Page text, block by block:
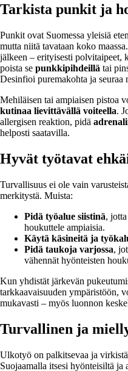
Tarkista punkit ja
Punkit ovat Suomessa yleisiä
mutta niitä tavataan koko
jälkeen – erityisesti polvitaipeet,
poista se punkkipihdeillä tai
Desinfioi puremakohta ja seuraa
Mehiläisen tai ampiaisen pistoa
kutinaa lievittävällä voiteella.
allergisen reaktion, pidä
helposti saatavilla.
Hyvät työtavat
Turvallisuus ei ole vain
merkitystä. Muista:
Pidä työalue siistinä,
houkuttele ampiaisia.
Käytä käsineitä ja
Pidä taukoja varjossa,
vähennät hyönteisten
Kun yhdistät järkevän
tarkkaavaisuuden ympäristöön,
mukavasti – myös luonnon
Turvallinen ja
Ulkotyö on palkitsevaa ja
Suojaamalla itsesi hyönteisiltä